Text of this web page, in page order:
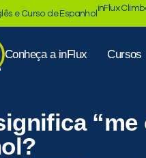
e Curso de Espanhol
inFlux
Conheça a inFlux Cursos
“me